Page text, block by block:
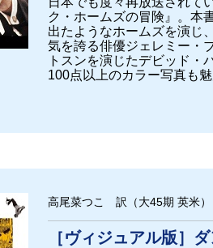
ク・ホームズの冒険』。本
出たようなホームズを演じ
気を誇る俳優ジェレミー・
トスンを演じたデビッド・
100点以上のカラー写真も
高尾菜つこ 訳（大45期 英米）
［ヴィジュアル版］